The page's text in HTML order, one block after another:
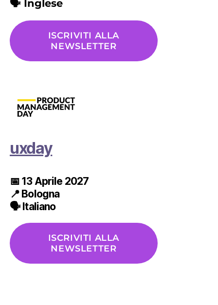
🗣️ Inglese
ISCRIVITI ALLA
NEWSLETTER
uxday
📅 13 Aprile 2027
📍 Bologna
🗣️ Italiano
ISCRIVITI ALLA
NEWSLETTER